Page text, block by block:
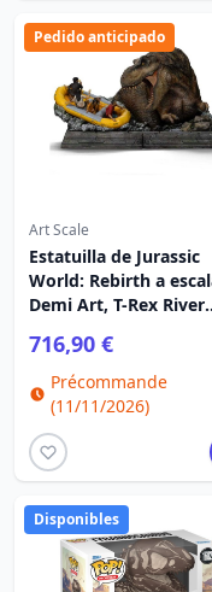
Pedido anticipado
Art Scale
Estatuilla de Jurassic
World: Rebirth a
Demi Art, T-Rex River
716,90 €
Précommande
(11/11/2026)
Disponibles